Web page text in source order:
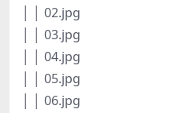
│ │ 02.jpg
│ │ 03.jpg
│ │ 04.jpg
│ │ 05.jpg
│ │ 06.jpg